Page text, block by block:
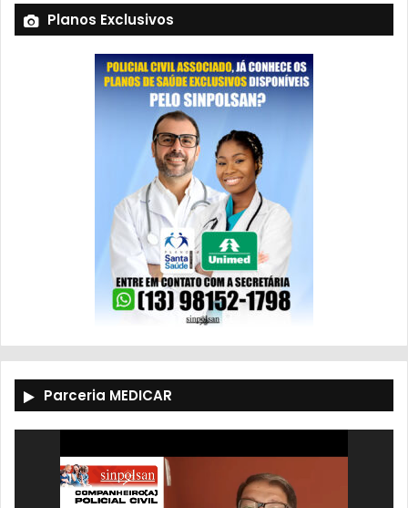
Planos Exclusivos
Parceria MEDICAR